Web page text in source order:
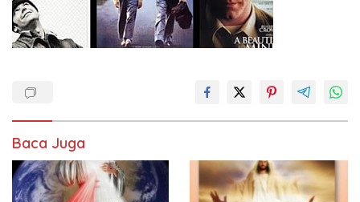
Baca Juga